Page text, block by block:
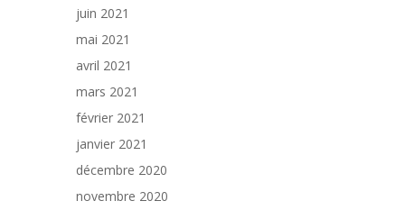
juin 2021
mai 2021
avril 2021
mars 2021
février 2021
janvier 2021
décembre 2020
novembre 2020